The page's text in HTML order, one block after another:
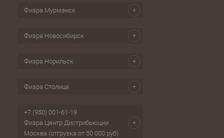
Физра Мурманск
Физра Новосибирск
Физра Норильск
Физра Столица
+7 (950) 001-61-19
Физра Центр Дистрибьюции
Москва (отгрузка от 50 000 руб)